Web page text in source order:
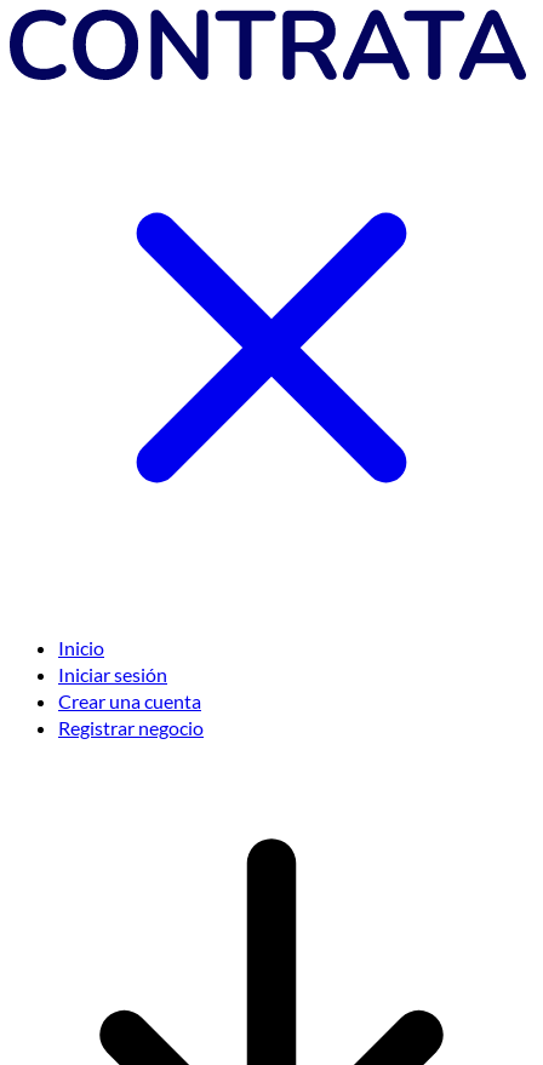
Inicio
Iniciar sesión
Crear una cuenta
Registrar negocio